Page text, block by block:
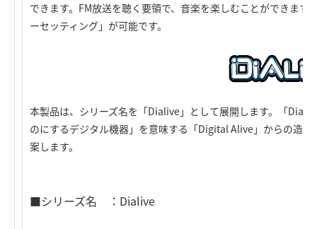
できます。FM放送を聴く要領で、音楽を楽しむことができま
ーセッティング」が可能です。
本製品は、シリーズ名を「Dialive」として展開します。「
のにするデジタル機器」を意味する「Digital Alive」からの造
案します。
■シリーズ名 ：Dialive